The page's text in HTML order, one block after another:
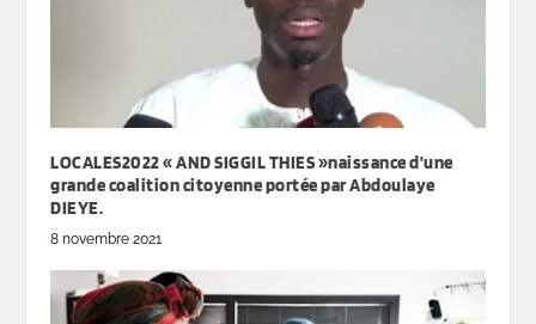
LOCALES2022 « AND SIGGIL THIES »naissance d’une
grande coalition citoyenne portée par Abdoulaye
DIEYE.
8 novembre 2021